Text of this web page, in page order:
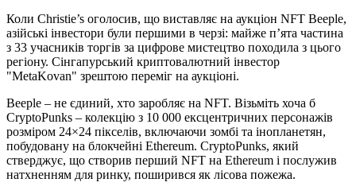
Коли Christie’s оголосив, що виставляє на аукціон NFT Beeple,
азійські інвестори були першими в черзі: майже п’ята частина
з 33 учасників торгів за цифрове мистецтво походила з цього
регіону. Сінгапурський криптовалютний інвестор
"MetaKovan" зрештою переміг на аукціоні.
Beeple – не єдиний, хто заробляє на NFT. Візьміть хоча б
CryptoPunks – колекцію з 10 000 ексцентричних персонажів
розміром 24×24 пікселів, включаючи зомбі та інопланетян,
побудовану на блокчейні Ethereum. CryptoPunks, який
стверджує, що створив перший NFT на Ethereum і послужив
натхненням для ринку, поширився як лісова пожежа.